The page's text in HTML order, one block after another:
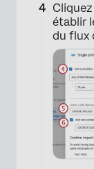
établir
du flux